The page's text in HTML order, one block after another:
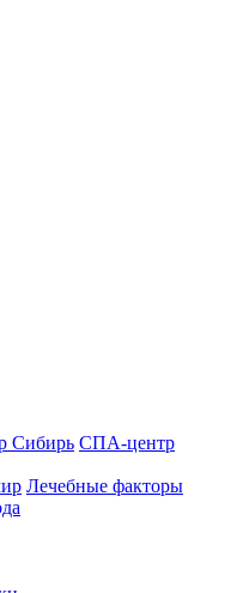
Сибирь СПА-центр
Лечебные факторы